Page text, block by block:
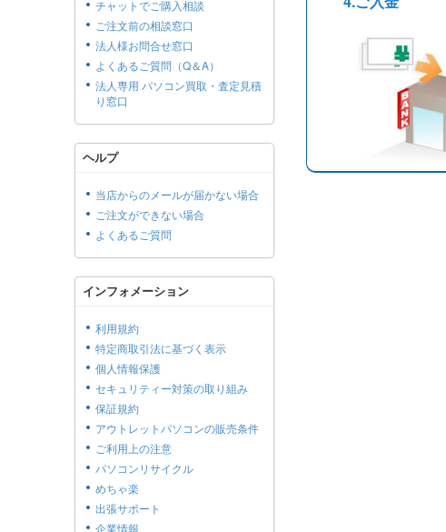
チャットでご購入相談
ご注文前の相談窓口
法人様お問合せ窓口
よくあるご質問（Q＆A）
法人専用 パソコン買取・査定見積
り窓口
ヘルプ
当店からのメールが届かない場合
ご注文ができない場合
よくあるご質問
インフォメーション
利用規約
特定商取引法に基づく表示
個人情報保護
セキュリティー対策の取り組み
保証規約
アウトレットパソコンの販売条件
ご利用上の注意
パソコンリサイクル
めちゃ楽
出張サポート
企業情報